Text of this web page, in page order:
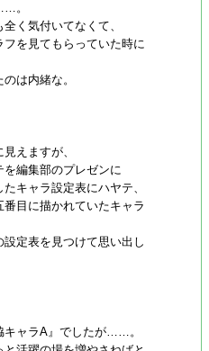
。
く気付いてなくて、
を見てもらっていた時に
は内緒な。
えますが、
編集部のプレゼンに
キャラ設定表にハヤテ、
目に描かれていたキャラ
定表を見つけて思い出し
キャラA』でしたが……。